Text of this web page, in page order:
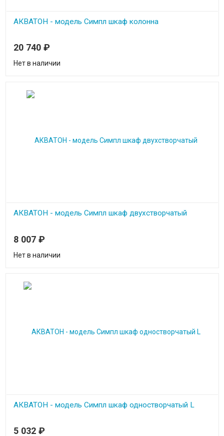
АКВАТОН - модель Симпл шкаф колонна
20 740 ₽
Нет в наличии
АКВАТОН - модель Симпл шкаф двухстворчатый
8 007 ₽
Нет в наличии
АКВАТОН - модель Симпл шкаф одностворчатый L
5 032 ₽